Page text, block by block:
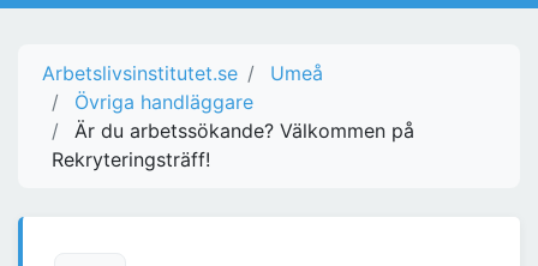
Arbetslivsinstitutet.se
Umeå
Övriga handläggare
Är du arbetssökande? Välkommen på
Rekryteringsträff!